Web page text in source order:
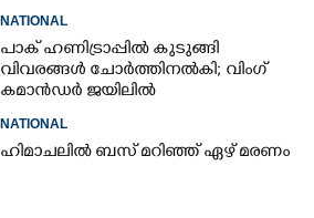
NATIONAL
പാക് ഹണിട്രാപ്പിൽ കുടുങ്ങി
വിവരങ്ങൾ ചോർത്തിനൽകി;​ വിംഗ്
കമാൻഡർ ജയിലിൽ
NATIONAL
ഹിമാചലിൽ ബസ് മറിഞ്ഞ് ഏഴ് മരണം